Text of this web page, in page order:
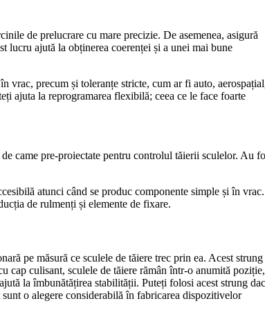
de prelucrare cu mare precizie. De asemenea, asigură
lucru ajută la obținerea coerenței și a unei mai bune
vrac, precum și toleranțe stricte, cum ar fi auto,
ajuta la reprogramarea flexibilă; ceea ce le face foarte
came pre-proiectate pentru controlul tăierii sculelor. Au
atunci când se produc componente simple și în vrac.
de rulmenți și elemente de fixare.
pe măsură ce sculele de tăiere trec prin ea. Acest strung
cap culisant, sculele de tăiere rămân într-o anumită poziție,
la îmbunătățirea stabilității. Puteți folosi acest strung
o alegere considerabilă în fabricarea dispozitivelor